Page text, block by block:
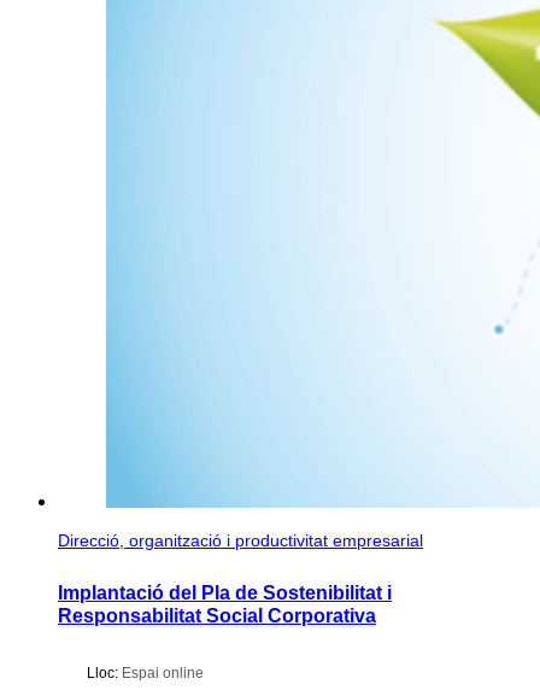
Direcció, organització i productivitat empresarial
Implantació del Pla de Sostenibilitat i
Responsabilitat Social Corporativa
Lloc: Espai online